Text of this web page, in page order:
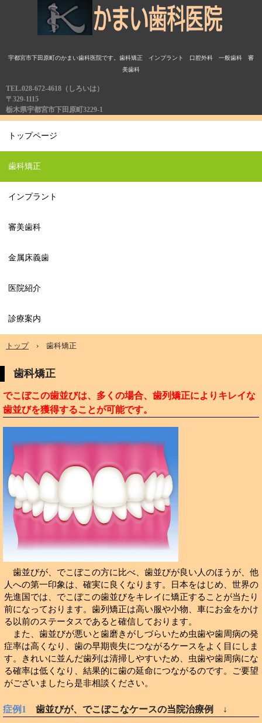
宇都宮市下田原町のかまい歯科医院です。歯科矯正 インプラント 口腔外科 一般歯科 審
美歯科
TEL.028-672-4618（しろいは）
〒329-1115
栃木県宇都宮市下田原町3229-1
トップページ
歯科矯正
インプラント
審美歯科
金属床義歯
医院紹介
診療案内
トップ › 歯科矯正
歯科矯正
でこぼこの歯並びは、多くの場合、歯列矯正によりキレイな
歯並びを獲得することが可能です。
歯並びが、でこぼこの方に比べ、歯並びが良い人のほうが、他
人への第一印象は、確実に良くなります。日本をはじめ、世界の
先進国では、でこぼこの歯並びをキレイに矯正することが当たり
前になっております。歯列矯正は高い服や小物、車にお金をかけ
る以前のステータスであると確信しております。
また、歯並びが悪いと歯磨きがしづらいため虫歯や歯周病の発
症率は高くなり、歯の早期喪失につながるケースをよく目にしま
す。きれいに並んだ歯列は清掃しやすいため、虫歯や歯周病にな
る確率は低くなり、結果的に歯の延命につながるのです。ご要望
がございましたら是非相談ください。
症例1 歯並びが、でこぼこなケースの当院治療例 ↓